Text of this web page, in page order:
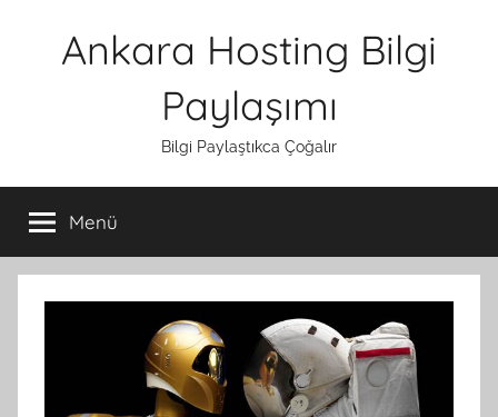
Ankara Hosting Bilgi
Paylaşımı
Bilgi Paylaştıkca Çoğalır
Menü